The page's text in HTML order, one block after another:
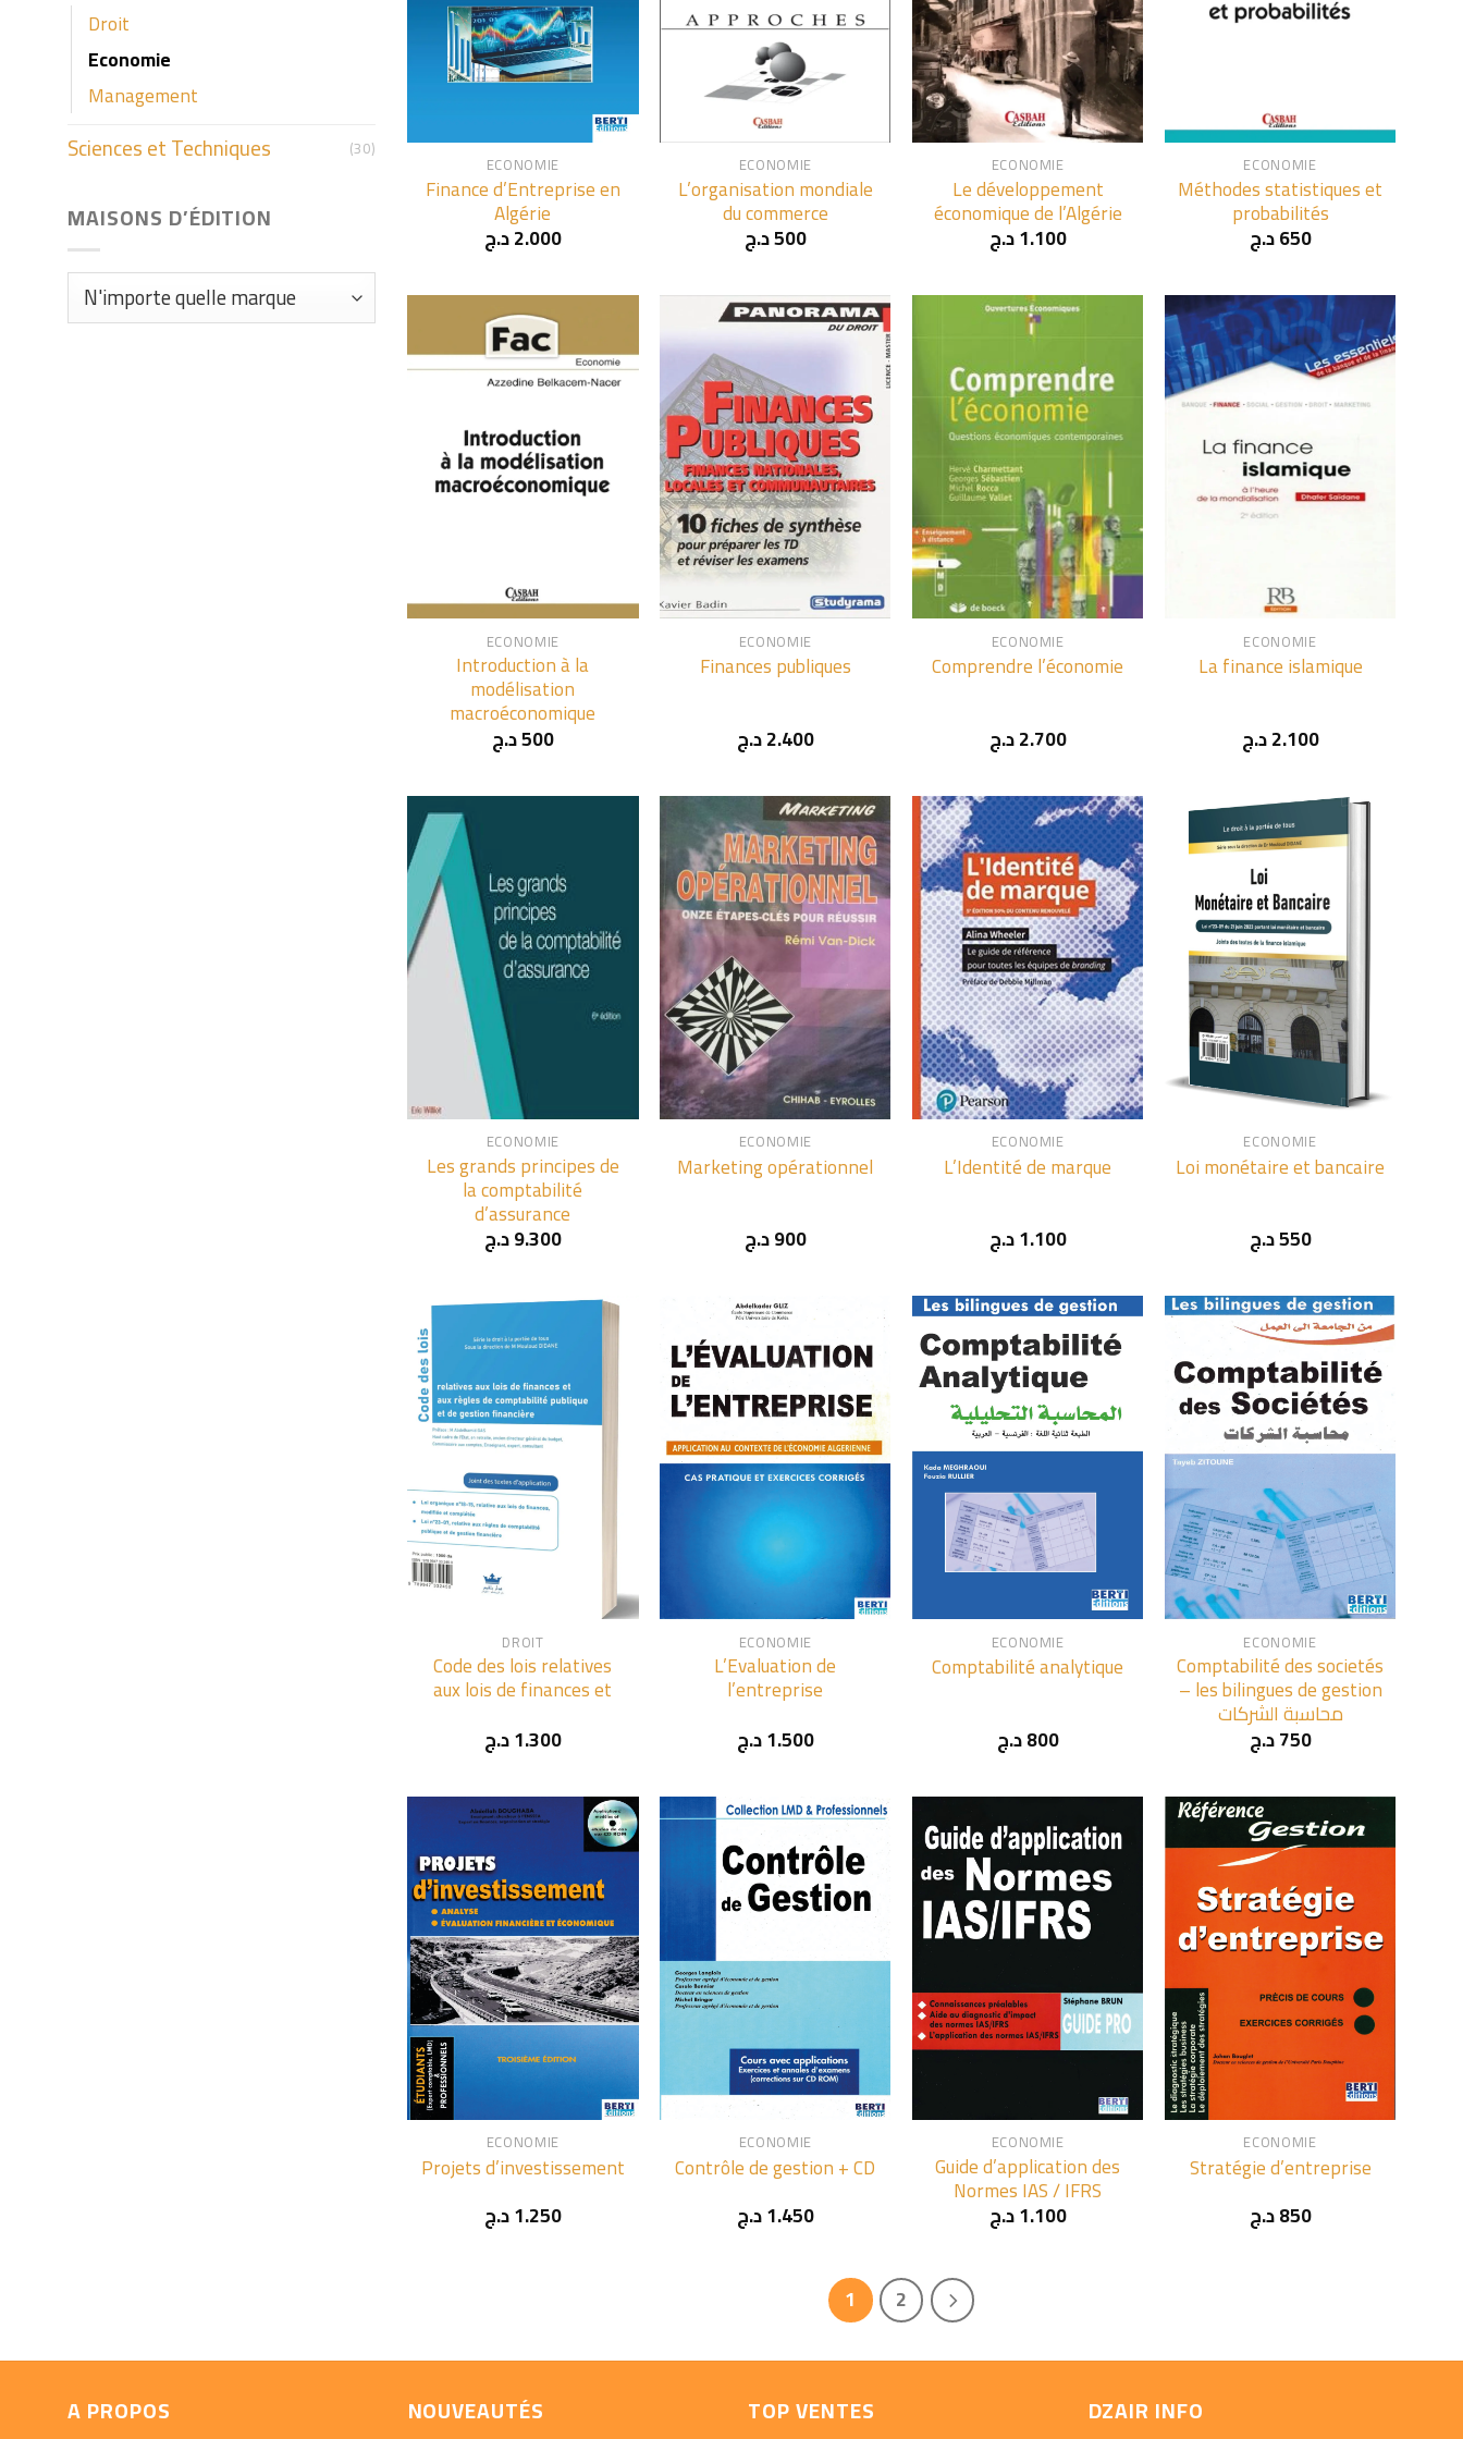
Droit
Economie
Management
Sciences et Techniques (30)
MAISONS D’ÉDITION
ECONOMIE
Finance d’Entreprise en
Algérie
2.000د.ج
ECONOMIE
L’organisation mondiale
du commerce
500د.ج
+
ECONOMIE
Le développement
économique de l’Algérie
1.100د.ج
ECONOMIE
Méthodes statistiques et
probabilités
650د.ج
ECONOMIE
Introduction à la
modélisation
macroéconomique
500د.ج
ECONOMIE
Finances publiques
2.400د.ج
+
ECONOMIE
Comprendre l’économie
2.700د.ج
ECONOMIE
La finance islamique
2.100د.ج
ECONOMIE
Les grands principes de
la comptabilité
d’assurance
9.300د.ج
+
ECONOMIE
Marketing opérationnel
900د.ج
+
ECONOMIE
L’Identité de marque
1.100د.ج
+
ECONOMIE
Loi monétaire et bancaire
550د.ج
DROIT
Code des lois relatives
aux lois de finances et
1.300د.ج
ECONOMIE
L’Evaluation de
l’entreprise
1.500د.ج
ECONOMIE
Comptabilité analytique
800د.ج
ECONOMIE
Comptabilité des societés
– les bilingues de gestion
محاسبة الشركات
750د.ج
+
ECONOMIE
Projets d’investissement
1.250د.ج
+
ECONOMIE
Contrôle de gestion + CD
1.450د.ج
ECONOMIE
Guide d’application des
Normes IAS / IFRS
1.100د.ج
+
ECONOMIE
Stratégie d’entreprise
850د.ج
1 2
A PROPOS NOUVEAUTÉS TOP VENTES DZAIR INFO